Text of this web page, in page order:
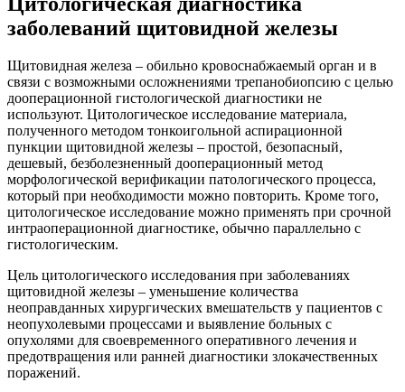
заболеваний щитовидной железы
Щитовидная железа – обильно кровоснабжаемый орган и в
связи с возможными осложнениями трепанобиопсию с целью
дооперационной гистологической диагностики не
используют. Цитологическое исследование материала,
полученного методом тонкоигольной аспирационной
пункции щитовидной железы – простой, безопасный,
дешевый, безболезненный дооперационный метод
морфологической верификации патологического процесса,
который при необходимости можно повторить. Кроме того,
цитологическое исследование можно применять при срочной
интраоперационной диагностике, обычно параллельно с
гистологическим.
Цель цитологического исследования при заболеваниях
щитовидной железы – уменьшение количества
неоправданных хирургических вмешательств у пациентов с
неопухолевыми процессами и выявление больных с
опухолями для своевременного оперативного лечения и
предотвращения или ранней диагностики злокачественных
поражений.